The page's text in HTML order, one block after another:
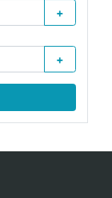
+
+